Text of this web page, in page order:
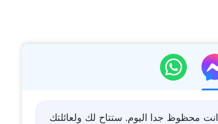
انت محظوظ جدا اليوم. ستتاح لك ولعائلتك